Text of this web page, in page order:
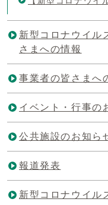
新型コロナウイル
さまへの情報
事業者の皆さまへ
イベント・行事の
公共施設のお知ら
報道発表
新型コロナウイル